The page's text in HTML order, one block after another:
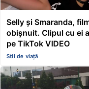
Selly și Smaranda,
obișnuit. Clipul cu ei
pe TikTok VIDEO
Stil de viață